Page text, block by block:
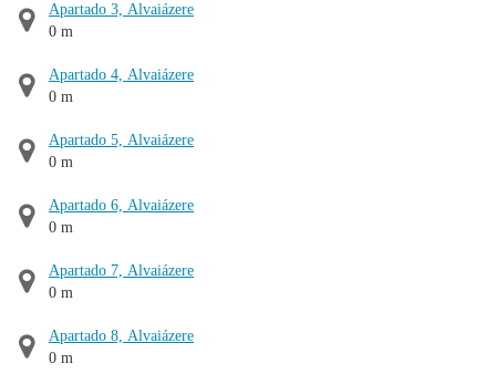
Apartado 3, Alvaiázere
0 m
Apartado 4, Alvaiázere
0 m
Apartado 5, Alvaiázere
0 m
Apartado 6, Alvaiázere
0 m
Apartado 7, Alvaiázere
0 m
Apartado 8, Alvaiázere
0 m